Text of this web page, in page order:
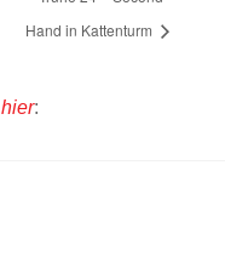
Hand in Kattenturm
hier: